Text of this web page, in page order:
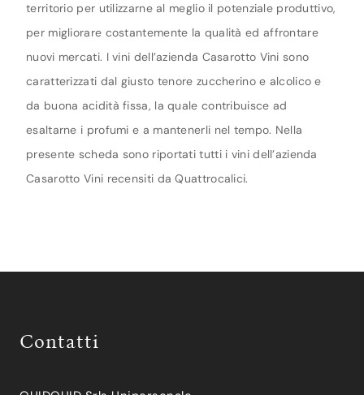
territorio per utilizzarne al meglio il potenziale produttivo,
per migliorare costantemente la qualità ed affrontare
nuovi mercati. I vini dell’azienda Casarotto Vini sono
caratterizzati dal giusto tenore zuccherino e alcolico e
da buona acidità fissa, la quale contribuisce ad
esaltarne i profumi e a mantenerli nel tempo. Nella
presente scheda sono riportati tutti i vini dell’azienda
Casarotto Vini recensiti da Quattrocalici.
Contatti